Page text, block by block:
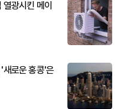
광시킨 메이
새로운 홍콩'은